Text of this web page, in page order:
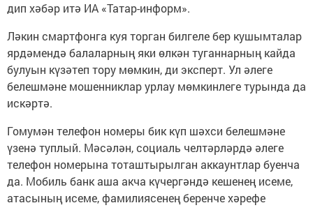
дип хәбәр итә ИА «Татар-информ».
Ләкин смартфонга куя торган билгеле бер кушымталар
ярдәмендә балаларның яки өлкән туганнарның кайда
булуын күзәтеп тору мөмкин, ди эксперт. Ул әлеге
белешмәне мошенниклар урлау мөмкинлеге турында да
искәртә.
Гомумән телефон номеры бик күп шәхси белешмәне
үзенә туплый. Мәсәлән, социаль челтәрләрдә әлеге
телефон номерына тоташтырылган аккаунтлар буенча
да. Мобиль банк аша акча күчергәндә кешенең исеме,
атасының исеме, фамилиясенең беренче хәрефе